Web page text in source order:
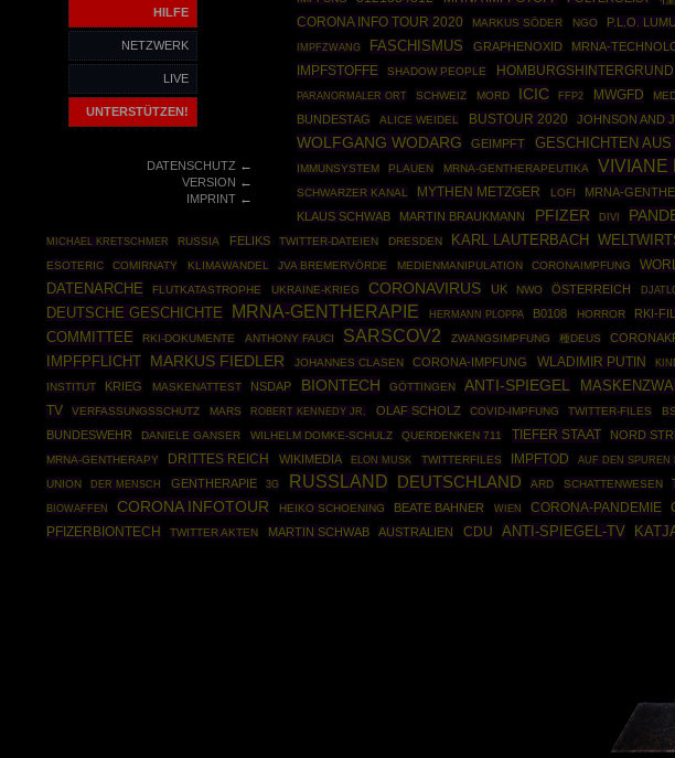
HILFE
NETZWERK
LIVE
UNTERSTÜTZEN!
DATENSCHUTZ←
VERSION ←
IMPRINT←
CORONA INFO TOUR 2020 MARKUS SÖDER NGO P.L.O.
IMPFZWANG FASCHISMUS GRAPHENOXID MRNA-
IMPFSTOFFE
SHADOW PEOPLE HOMBURGSHINTERGRUND
PARANORMALER ORT SCHWEIZ MORD ICIC FFP2 MWGFD
BUNDESTAG ALICE WEIDEL BUSTOUR 2020 JOHNSON AND
WOLFGANG WODARG GEIMPFT GESCHICHTEN
IMMUNSYSTEM PLAUEN MRNA-GENTHERAPEUTIKA VIVIANE
SCHWARZER KANAL MYTHEN METZGER LOFI MRNA-
KLAUS SCHWAB MARTIN BRAUKMANN PFIZER DIVI
MICHAEL KRETSCHMER RUSSIA FELIKS TWITTER-DATEIEN DRESDEN KARL LAUTERBACH
ESOTERIC
COMIRNATY KLIMAWANDEL JVA BREMERVÖRDE MEDIENMANIPULATION CORONAIMPFUNG
DATENARCHE FLUTKATASTROPHE UKRAINE-KRIEG CORONAVIRUS UK NWO ÖSTERREICH
DEUTSCHE GESCHICHTE MRNA-GENTHERAPIE HERMANN PLOPPA B0108 HORROR RKI-
COMMITTEE
RKI-DOKUMENTE ANTHONY FAUCI SARSCOV2 ZWANGSIMPFUNG 種DEUS
IMPFPFLICHT MARKUS FIEDLER JOHANNES CLASEN CORONA-IMPFUNG WLADIMIR PUTIN
INSTITUT
KRIEG MASKENATTEST NSDAP BIONTECH GÖTTINGEN ANTI-SPIEGEL
TV
VERFASSUNGSSCHUTZ MARS ROBERT KENNEDY JR. OLAF SCHOLZ COVID-IMPFUNG TWITTER-FILES
BUNDESWEHR DANIELE GANSER WILHELM DOMKE-SCHULZ QUERDENKEN 711 TIEFER STAAT NORD
MRNA-GENTHERAPY DRITTES REICH WIKIMEDIA ELON MUSK TWITTERFILES IMPFTOD AUF DEN SPUREN
UNION
DER MENSCH GENTHERAPIE 3G RUSSLAND DEUTSCHLAND ARD SCHATTENWESEN
BIOWAFFEN CORONA INFOTOUR HEIKO SCHOENING BEATE BAHNER WIEN CORONA-PANDEMIE
PFIZERBIONTECH TWITTER AKTEN MARTIN SCHWAB AUSTRALIEN CDU ANTI-SPIEGEL-TV